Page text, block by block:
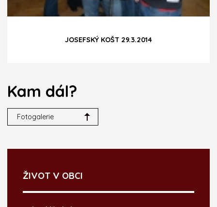
JOSEFSKÝ KOŠT 29.3.2014
Kam dál?
Fotogalerie
ŽIVOT V OBCI